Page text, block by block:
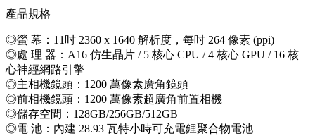
產品規格
◎螢 幕：11吋 2360 x 1640 解析度，每吋 264 像素 (ppi)
◎處 理 器：A16 仿生晶片 / 5 核心 CPU / 4 核心 GPU / 16 核
心神經網路引擎
◎主相機鏡頭：1200 萬像素廣角鏡頭
◎前相機鏡頭：1200 萬像素超廣角前置相機
◎儲存空間：128GB/256GB/512GB
◎電 池：內建 28.93 瓦特小時可充電鋰聚合物電池